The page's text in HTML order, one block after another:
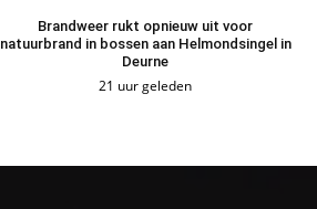
Brandweer rukt opnieuw uit voor
natuurbrand in bossen aan Helmondsingel in
Deurne
21 uur geleden